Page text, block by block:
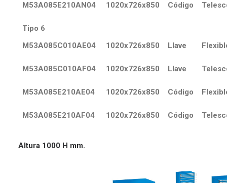
M53A085E210AN04 1020x726x850 Código
Tipo 6
M53A085C010AE04
1020x726x850 Llave
M53A085C010AF04 1020x726x850 Llave
M53A085E210AE04 1020x726x850 Código
M53A085E210AF04 1020x726x850 Código
Altura 1000 H mm.